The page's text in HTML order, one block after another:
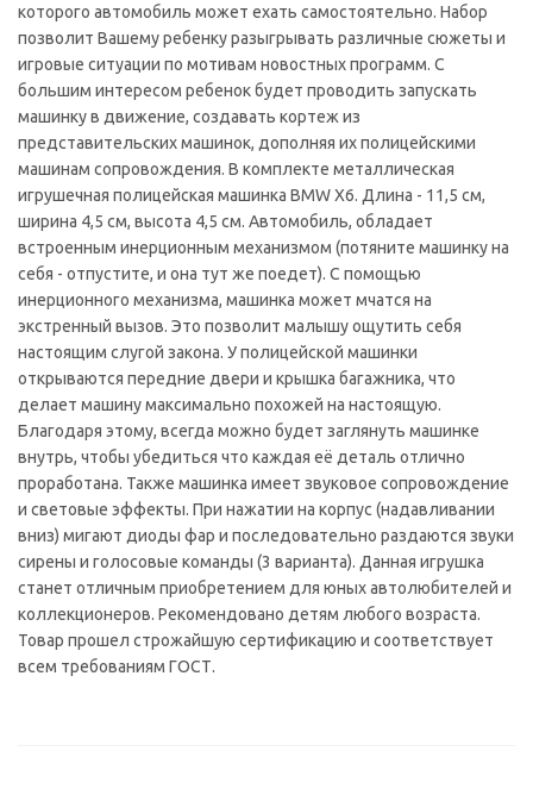
которого автомобиль может ехать самостоятельно. Набор
позволит Вашему ребенку разыгрывать различные сюжеты и
игровые ситуации по мотивам новостных программ. С
большим интересом ребенок будет проводить запускать
машинку в движение, создавать кортеж из
представительских машинок, дополняя их полицейскими
машинам сопровождения. В комплекте металлическая
игрушечная полицейская машинка BMW X6. Длина - 11,5 см,
ширина 4,5 см, высота 4,5 см. Автомобиль, обладает
встроенным инерционным механизмом (потяните машинку на
себя - отпустите, и она тут же поедет). С помощью
инерционного механизма, машинка может мчатся на
экстренный вызов. Это позволит малышу ощутить себя
настоящим слугой закона. У полицейской машинки
открываются передние двери и крышка багажника, что
делает машину максимально похожей на настоящую.
Благодаря этому, всегда можно будет заглянуть машинке
внутрь, чтобы убедиться что каждая её деталь отлично
проработана. Также машинка имеет звуковое сопровождение
и световые эффекты. При нажатии на корпус (надавливании
вниз) мигают диоды фар и последовательно раздаются звуки
сирены и голосовые команды (3 варианта). Данная игрушка
станет отличным приобретением для юных автолюбителей и
коллекционеров. Рекомендовано детям любого возраста.
Товар прошел строжайшую сертификацию и соответствует
всем требованиям ГОСТ.